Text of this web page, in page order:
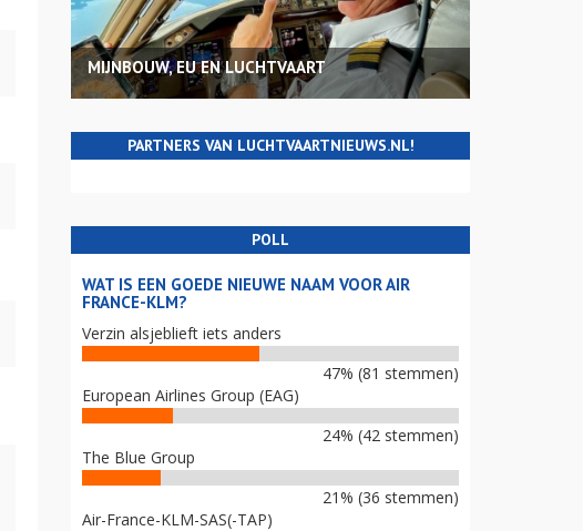
MIJNBOUW, EU EN LUCHTVAART
PARTNERS VAN LUCHTVAARTNIEUWS.NL!
POLL
WAT IS EEN GOEDE NIEUWE NAAM VOOR AIR
FRANCE-KLM?
Verzin alsjeblieft iets anders
47% (81 stemmen)
European Airlines Group (EAG)
24% (42 stemmen)
The Blue Group
21% (36 stemmen)
Air-France-KLM-SAS(-TAP)